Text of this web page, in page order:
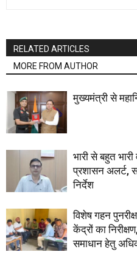
RELATED ARTICLES
MORE FROM AUTHOR
मुख्यमंत्री से
भारी से बहुत
प्रशासन अलर्ट,
निर्देश
विशेष गहन
केंद्रों का
समाधान हेतु